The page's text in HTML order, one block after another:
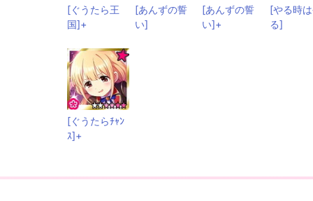
[ぐうたら王
国]+
[あんずの誓
い]
[あんずの誓
い]+
[やる時
る]
[ぐうたらﾁｬﾝ
ｽ]+